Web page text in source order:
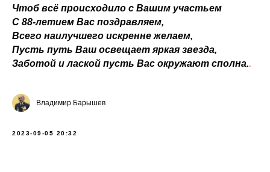
Чтоб всё происходило с Вашим участьем
С 88-летием Вас поздравляем,
Всего наилучшего искренне желаем,
Пусть путь Ваш освещает яркая звезда,
Заботой и лаской пусть Вас окружают сполна..
Владимир Барышев
2023-09-05 20:32